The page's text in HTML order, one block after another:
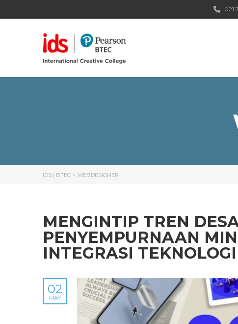
021
IDS | BTEC > WEBDESIGNER
MENGINTIP TREN
PENYEMPURNAAN
INTEGRASI
02
MAY